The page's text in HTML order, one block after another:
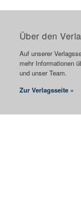
Über den
Auf unserer
mehr Informationen
und unser Team.
Zur Verlagsseite »